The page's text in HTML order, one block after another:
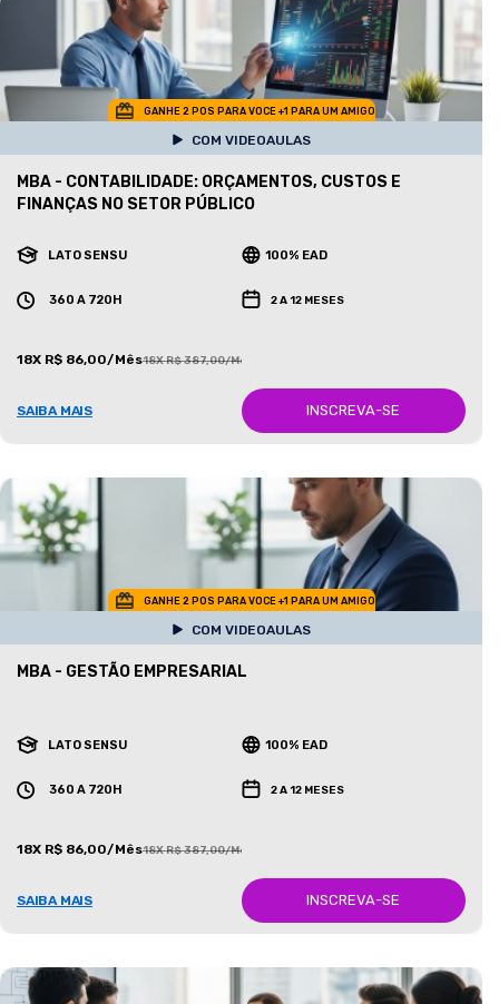
GANHE 2 POS PARA VOCE +1 PARA UM AMIGO
COM VIDEOAULAS
MBA - CONTABILIDADE: ORÇAMENTOS, CUSTOS E
FINANÇAS NO SETOR PÚBLICO
LATO SENSU 100% EAD
360 A 720H 2 A 12 MESES
18X R$ 86,00/Mês18X R$ 387,00/Mês
SAIBA MAIS INSCREVA-SE
GANHE 2 POS PARA VOCE +1 PARA UM AMIGO
COM VIDEOAULAS
MBA - GESTÃO EMPRESARIAL
LATO SENSU 100% EAD
360 A 720H 2 A 12 MESES
18X R$ 86,00/Mês18X R$ 387,00/Mês
SAIBA MAIS INSCREVA-SE